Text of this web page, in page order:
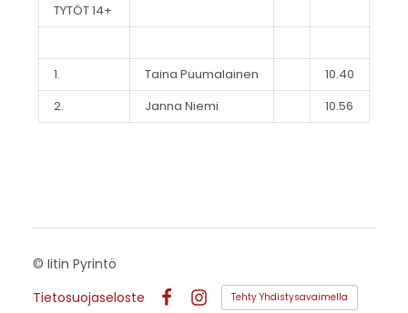
TYTÖT 14+
1. Taina Puumalainen
10.40
2.
Janna Niemi 10.56
© Iitin Pyrintö
Tietosuojaseloste
Tehty Yhdistysavaimella